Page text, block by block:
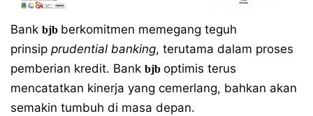
Bank bjb berkomitmen memegang teguh
prinsip prudential banking, terutama dalam proses
pemberian kredit. Bank bjb optimis terus
mencatatkan kinerja yang cemerlang, bahkan akan
semakin tumbuh di masa depan.